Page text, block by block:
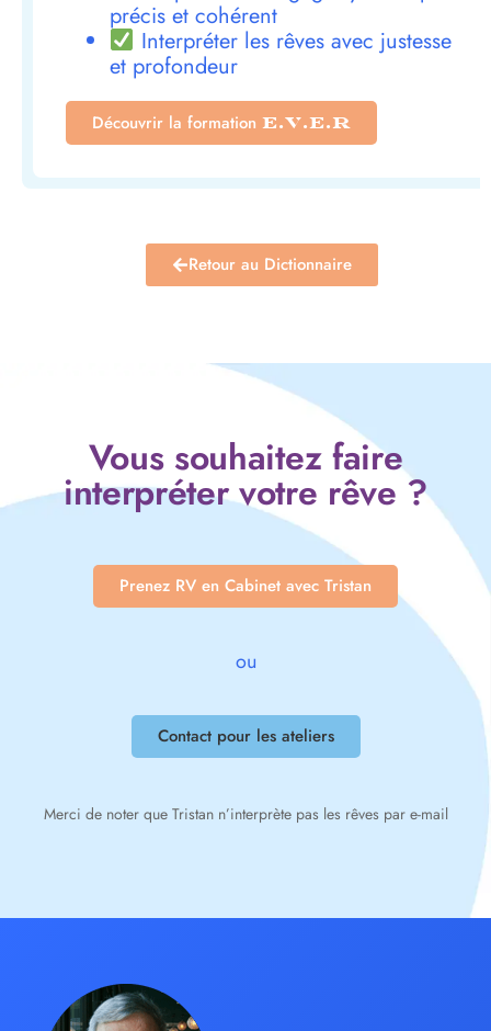
précis et cohérent
Interpréter les rêves avec justesse
et profondeur
Découvrir la formation E.V.E.R
Retour au Dictionnaire
Vous souhaitez faire
interpréter votre rêve ?
Prenez RV en Cabinet avec Tristan
ou
Contact pour les ateliers
Merci de noter que Tristan n’interprète pas les rêves par e-mail